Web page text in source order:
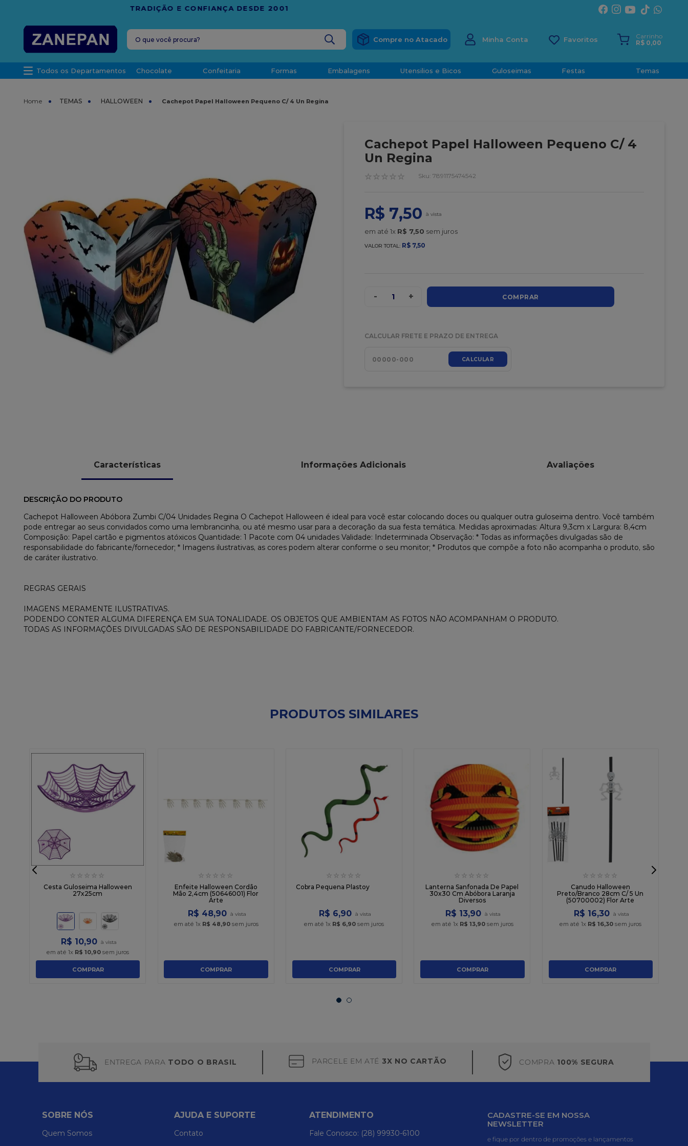
FRETE GRÁTISEM COMPRAS ACIMA DE R$ 1.000,00 PARA O ESPÍRITO SANTO
O que você procura?
Minha Conta
Carrinho
R$ 0,00
Todos os Departamentos Chocolate Confeitaria Formas Embalagens Utensilios e Bicos Guloseimas Festas Temas
TEMAS HALLOWEEN Cachepot Papel Halloween Pequeno C/ 4 Un Regina
Cachepot Papel Halloween Pequeno C/ 4
Un Regina
☆ ☆ ☆ ☆ ☆ : 7891175474542
R$ 7,50
em até 1x R$ 7,50 sem juros
VALOR TOTAL: R$ 7,50
- 1 + COMPRAR
CALCULAR FRETE E PRAZO DE ENTREGA
CALCULAR
Características Informações Adicionais Avaliações
DESCRIÇÃO DO PRODUTO
Cachepot Halloween Abóbora Zumbi C/04 Unidades Regina O Cachepot Halloween é ideal para você estar colocando doces ou qualquer outra guloseima dentro. Você também
pode entregar ao seus convidados como uma lembrancinha, ou até mesmo usar para a decoração da sua festa temática. Medidas aproximadas: Altura 9,3cm x Largura: 8,4cm
Composição: Papel cartão e pigmentos atóxicos Quantidade: 1 Pacote com 04 unidades Validade: Indeterminada Observação: * Todas as informações divulgadas são de
responsabilidade do fabricante/fornecedor; * Imagens ilustrativas, as cores podem alterar conforme o seu monitor; * Produtos que compõe a foto não acompanha o produto, são
de caráter ilustrativo.
REGRAS GERAIS
IMAGENS MERAMENTE ILUSTRATIVAS.
PODENDO CONTER ALGUMA DIFERENÇA EM SUA TONALIDADE. OS OBJETOS QUE AMBIENTAM AS FOTOS NÃO ACOMPANHAM O PRODUTO.
TODAS AS INFORMAÇÕES DIVULGADAS SÃO DE RESPONSABILIDADE DO FABRICANTE/FORNECEDOR.
PRODUTOS SIMILARES
☆ ☆ ☆ ☆ ☆
Cesta Guloseima Halloween
27x25cm
R$ 10,90
em até1x R$ 10,90 sem juros
COMPRAR
☆ ☆ ☆ ☆ ☆
Enfeite Halloween Cordão
Mão 2,4cm (50646001) Flor
Arte
R$ 48,90
em até 1x R$ 48,90sem juros
COMPRAR
☆ ☆ ☆ ☆ ☆
Cobra Pequena Plastoy
R$ 6,90
em até1x R$ 6,90 sem juros
COMPRAR
☆ ☆ ☆ ☆ ☆
Lanterna Sanfonada De Papel
30x30 Cm Abóbora Laranja
Diversos
R$ 13,90
em até 1x R$ 13,90sem juros
COMPRAR
☆ ☆ ☆ ☆ ☆
Canudo Halloween
Preto/Branco 28cm C/ 5 Un
(50700002) Flor Arte
R$ 16,30
em até1x R$ 16,30 sem juros
COMPRAR
ENTREGA PARA TODO O BRASIL PARCELE EM ATÉ 3X NO CARTÃO COMPRA 100% SEGURA
SOBRE NÓS
Quem Somos
AJUDA E SUPORTE
Contato
ATENDIMENTO
Fale Conosco: (28) 99930-6100
CADASTRE-SE EM NOSSA
NEWSLETTER
e fique por dentro de promoções e lançamentos
vela
º
vabene
8º
caixa
9º
sacola
º caixa kraft